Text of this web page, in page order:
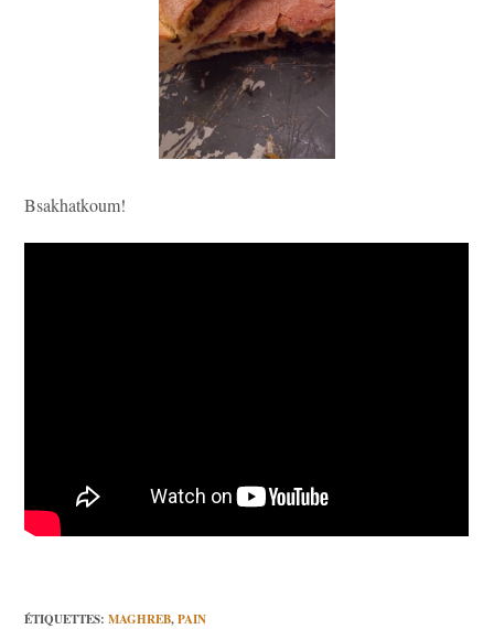
Bsakhatkoum!
ÉTIQUETTES:MAGHREB, PAIN